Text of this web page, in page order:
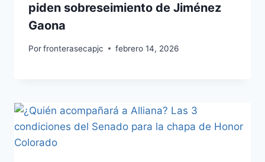
piden sobreseimiento de Jiménez
Gaona
Porfronterasecapjc febrero 14, 2026